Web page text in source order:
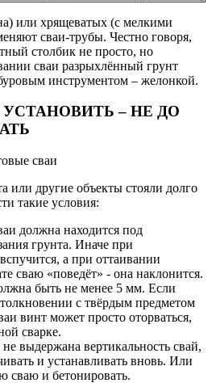
или хрящеватых (с мелкими
сваи-трубы. Честно говоря,
столбик не просто, но
сваи разрыхлённый грунт
инструментом – желонкой.
– НЕ ДО
или другие объекты стояли долго
такие условия:
должна находится под
грунта. Иначе при
а при оттаивании
сваю «поведёт» - она наклонится.
быть не менее 5 мм. Если
с твёрдым предметом
винт может просто оторваться,
сварке.
выдержана вертикальность свай,
и устанавливать вновь. Или
сваю и бетонировать.